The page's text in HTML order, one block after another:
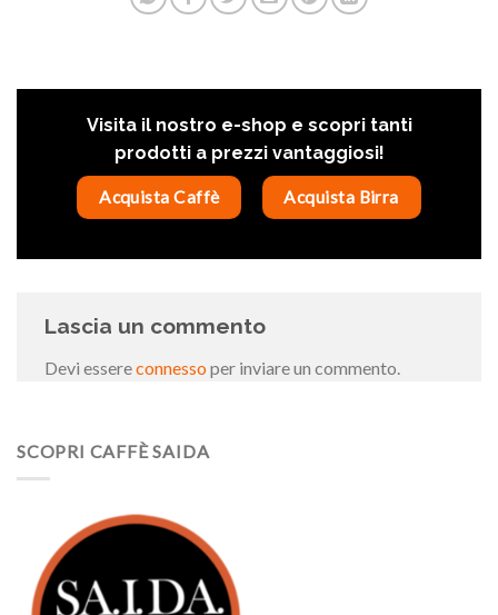
SCOPRI CAFFÈ SAIDA
Visita il nostro e-shop e scopri tanti
prodotti a prezzi vantaggiosi!
Acquista Caffè Acquista Birra
Lascia un commento
Devi essereconnessoper inviare un commento.